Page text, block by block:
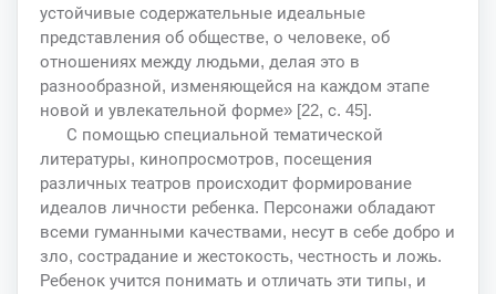
устойчивые содержательные идеальные
представления об обществе, о человеке, об
отношениях между людьми, делая это в
разнообразной, изменяющейся на каждом этапе
новой и увлекательной форме» [22, с. 45].
С помощью специальной тематической
литературы, кинопросмотров, посещения
различных театров происходит формирование
идеалов личности ребенка. Персонажи обладают
всеми гуманными качествами, несут в себе добро и
зло, сострадание и жестокость, честность и ложь.
Ребенок учится понимать и отличать эти типы, и